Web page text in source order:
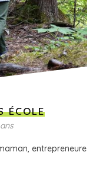
ÉCOLE
entrepreneure